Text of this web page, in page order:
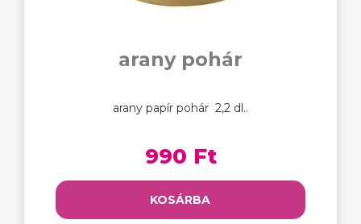
arany pohár
arany papír pohár 2,2 dl..
990 Ft
KOSÁRBA